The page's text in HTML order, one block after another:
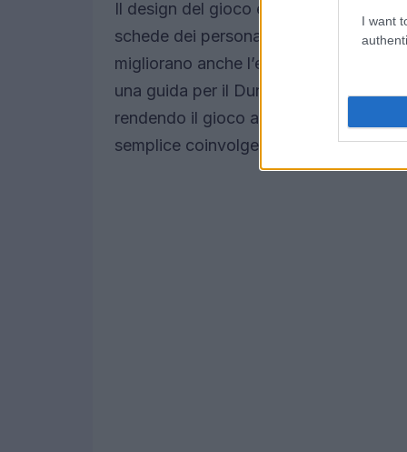
I want
Il design del gioco è stato pensato
schede dei personaggi retro e le
migliorano anche l’esperienza visiva
una guida per il Dungeon Master, che
rendendo il gioco accessibile anche a
semplice coinvolgere i tuoi amici nel